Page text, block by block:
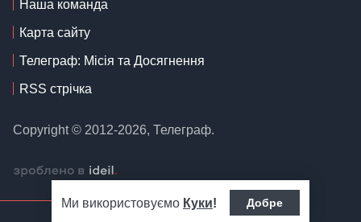
Ми використовуємо Куки! Добре
Наша команда
Карта сайту
Телеграф: Місія та Досягнення
RSS стрічка
Copyright © 2012-2026, Телеграф.